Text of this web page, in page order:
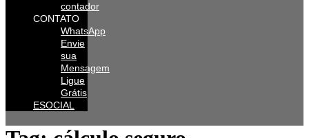
contador
CONTATO
WhatsApp
Envie
sua
Mensagem
Ligue
Grátis
ESOCIAL